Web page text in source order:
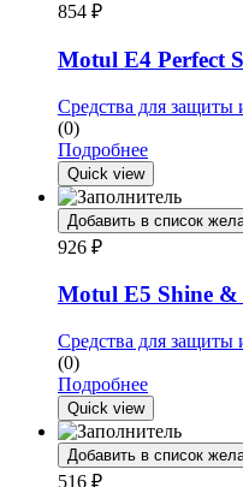
854 ₽
Motul E4 Perfect
Средства для защиты
(0)
Подробнее
Quick view
Добавить в список
926 ₽
Motul E5 Shine &
Средства для защиты
(0)
Подробнее
Quick view
Добавить в список
516 ₽